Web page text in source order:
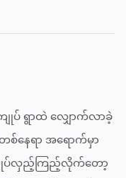
ကျုပ် ရွာထဲ လျှောက်လာခဲ့
စ်နေရာ အရောက်မှာ
ျုပ်လှည့်ကြည့်လိုက်တော့